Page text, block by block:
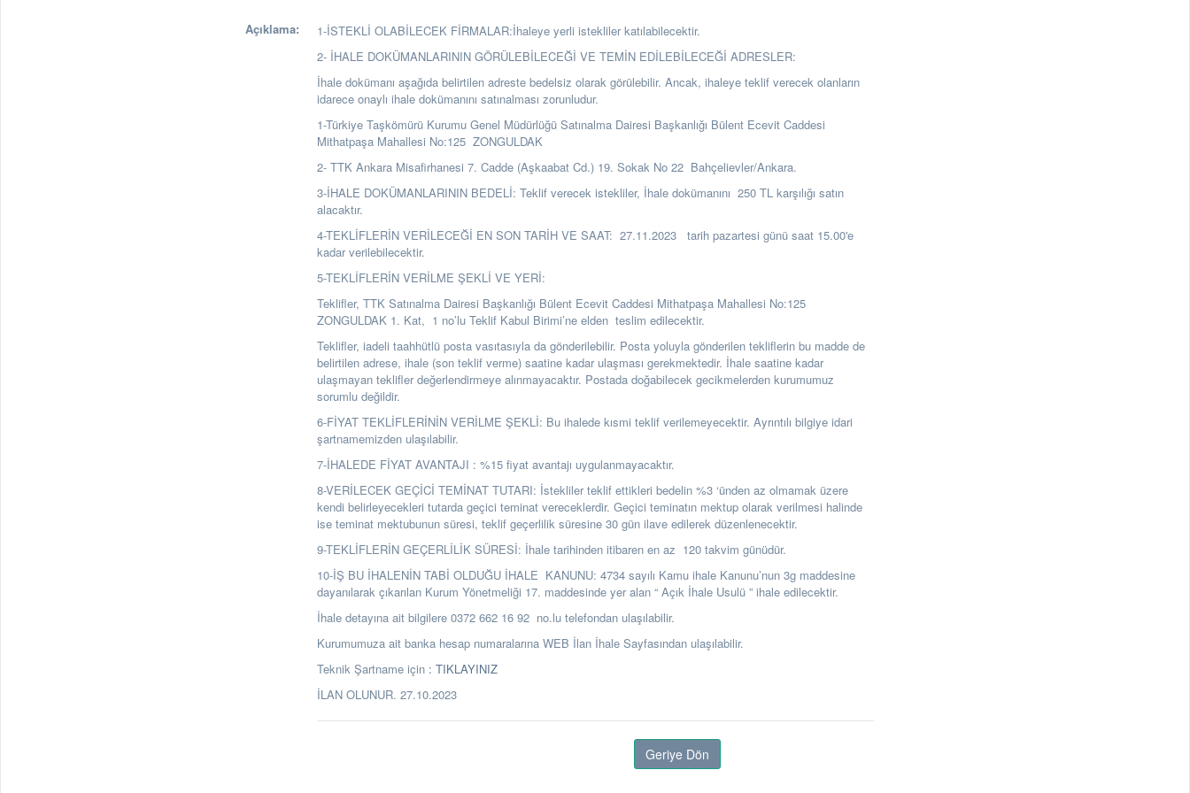
Açıklama:
1-İSTEKLİ OLABİLECEK FİRMALAR:İhaleye yerli istekliler katılabilecektir.
2- İHALE DOKÜMANLARININ GÖRÜLEBİLECEĞİ VE TEMİN EDİLEBİLECEĞİ ADRESLER:
İhale dokümanı aşağıda belirtilen adreste bedelsiz olarak görülebilir. Ancak, ihaleye teklif verecek olanların
idarece onaylı ihale dokümanını satınalması zorunludur.
1-Türkiye Taşkömürü Kurumu Genel Müdürlüğü Satınalma Dairesi Başkanlığı Bülent Ecevit Caddesi
Mithatpaşa Mahallesi No:125 ZONGULDAK
2- TTK Ankara Misafirhanesi 7. Cadde (Aşkaabat Cd.) 19. Sokak No 22 Bahçelievler/Ankara.
3-İHALE DOKÜMANLARININ BEDELİ: Teklif verecek istekliler, İhale dokümanını 250 TL karşılığı satın
alacaktır.
4-TEKLİFLERİN VERİLECEĞİ EN SON TARİH VE SAAT: 27.11.2023 tarih pazartesi günü saat 15.00'e
kadar verilebilecektir.
5-TEKLİFLERİN VERİLME ŞEKLİ VE YERİ:
Teklifler, TTK Satınalma Dairesi Başkanlığı Bülent Ecevit Caddesi Mithatpaşa Mahallesi No:125
ZONGULDAK 1. Kat, 1 no’lu Teklif Kabul Birimi’ne elden teslim edilecektir.
Teklifler, iadeli taahhütlü posta vasıtasıyla da gönderilebilir. Posta yoluyla gönderilen tekliflerin bu madde de
belirtilen adrese, ihale (son teklif verme) saatine kadar ulaşması gerekmektedir. İhale saatine kadar
ulaşmayan teklifler değerlendirmeye alınmayacaktır. Postada doğabilecek gecikmelerden kurumumuz
sorumlu değildir.
6-FİYAT TEKLİFLERİNİN VERİLME ŞEKLİ: Bu ihalede kısmi teklif verilemeyecektir. Ayrıntılı bilgiye idari
şartnamemizden ulaşılabilir.
7-İHALEDE FİYAT AVANTAJI : %15 fiyat avantajı uygulanmayacaktır.
8-VERİLECEK GEÇİCİ TEMİNAT TUTARI: İstekliler teklif ettikleri bedelin %3 ‘ünden az olmamak üzere
kendi belirleyecekleri tutarda geçici teminat vereceklerdir. Geçici teminatın mektup olarak verilmesi halinde
ise teminat mektubunun süresi, teklif geçerlilik süresine 30 gün ilave edilerek düzenlenecektir.
9-TEKLİFLERİN GEÇERLİLİK SÜRESİ: İhale tarihinden itibaren en az 120 takvim günüdür.
10-İŞ BU İHALENİN TABİ OLDUĞU İHALE KANUNU: 4734 sayılı Kamu ihale Kanunu’nun 3g maddesine
dayanılarak çıkarılan Kurum Yönetmeliği 17. maddesinde yer alan “ Açık İhale Usulü ” ihale edilecektir.
İhale detayına ait bilgilere 0372 662 16 92 no.lu telefondan ulaşılabilir.
Kurumumuza ait banka hesap numaralarına WEB İlan İhale Sayfasından ulaşılabilir.
Teknik Şartname için: TIKLAYINIZ
İLAN OLUNUR. 27.10.2023
Geriye Dön